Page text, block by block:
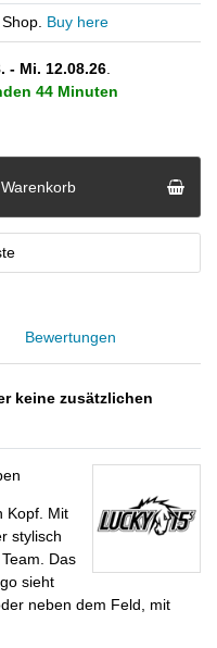
Buy here
- Mi. 12.08.26.
44 Minuten
Bewertungen
keine zusätzlichen
Kopf. Mit
stylisch
Das
sieht
neben dem Feld, mit